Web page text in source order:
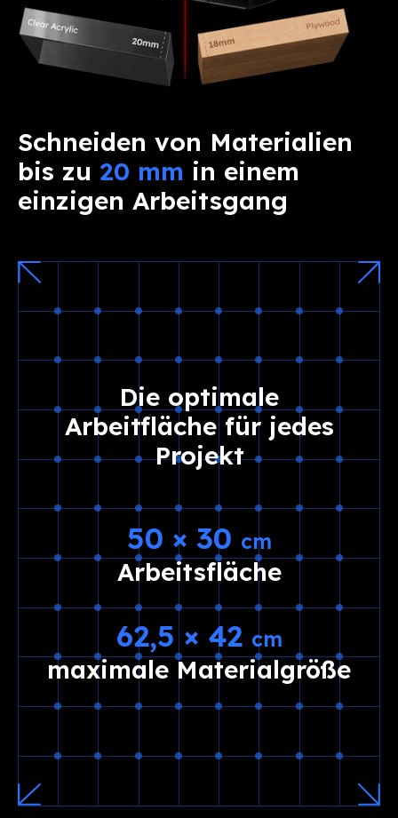
Schneiden von Materialien
bis zu 20 mm in einem
einzigen Arbeitsgang
Die optimale
Arbeitfläche für jedes
Projekt
50 × 30 cm
Arbeitsfläche
62,5 × 42 cm
maximale Materialgröße